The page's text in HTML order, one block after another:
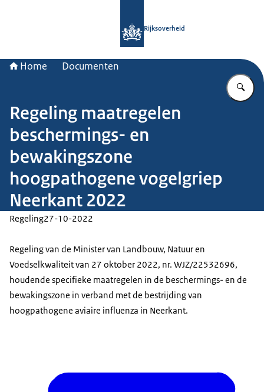
Rijksoverheid
Home Documenten
Regeling maatregelen
beschermings- en
bewakingszone
hoogpathogene vogelgriep
Neerkant 2022
Regeling27-10-2022
Regeling van de Minister van Landbouw, Natuur en
Voedselkwaliteit van 27 oktober 2022, nr. WJZ/22532696,
houdende specifieke maatregelen in de beschermings- en de
bewakingszone in verband met de bestrijding van
hoogpathogene aviaire influenza in Neerkant.